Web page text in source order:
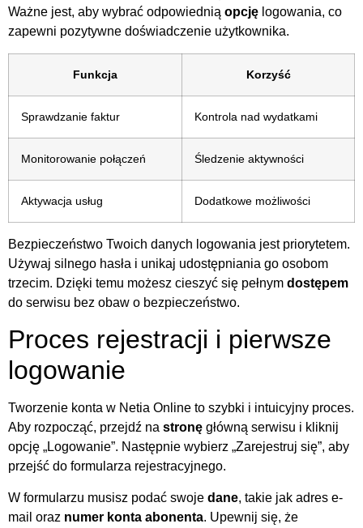
Ważne jest, aby wybrać odpowiednią opcję logowania, co
zapewni pozytywne doświadczenie użytkownika.
Funkcja Korzyść
Sprawdzanie faktur Kontrola nad wydatkami
Monitorowanie połączeń Śledzenie aktywności
Aktywacja usług Dodatkowe możliwości
Bezpieczeństwo Twoich danych logowania jest priorytetem.
Używaj silnego hasła i unikaj udostępniania go osobom
trzecim. Dzięki temu możesz cieszyć się pełnym dostępem
do serwisu bez obaw o bezpieczeństwo.
Proces rejestracji i pierwsze
logowanie
Tworzenie konta w Netia Online to szybki i intuicyjny proces.
Aby rozpocząć, przejdź na stronę główną serwisu i kliknij
opcję „Logowanie”. Następnie wybierz „Zarejestruj się”, aby
przejść do formularza rejestracyjnego.
W formularzu musisz podać swoje dane, takie jak adres e-
mail oraz numer konta abonenta. Upewnij się, że